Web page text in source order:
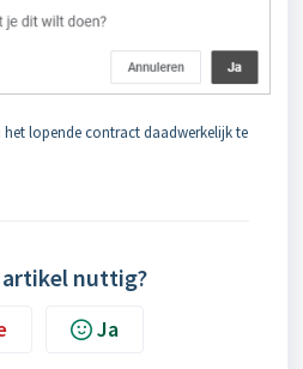
lopende contract daadwerkelijk te
artikel nuttig?
Ja